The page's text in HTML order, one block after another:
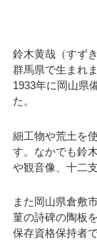
鈴木黄哉（すず
群馬県で生まれ
1933年に岡山県
た。
細工物や荒土を
す。なかでも鈴
や観音像、十二
また岡山県倉敷
菫の詩碑の陶板
保存資格保持者